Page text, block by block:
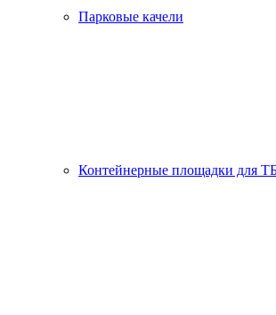
Парковые качели
Контейнерные площадки для